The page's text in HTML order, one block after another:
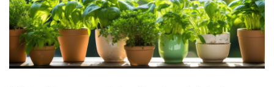
Hållbarhet
Referenser